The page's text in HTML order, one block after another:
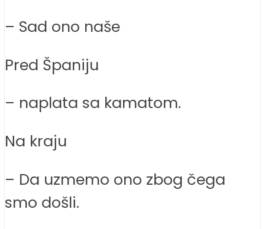
– Sad ono naše
Pred Španiju
– naplata sa kamatom.
Na kraju
– Da uzmemo ono zbog čega
smo došli.